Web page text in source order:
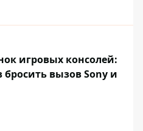
игровых консолей:
вызов Sony и